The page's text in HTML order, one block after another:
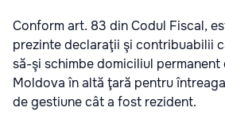
Conform art. 83 din Codul Fiscal,
prezinte declaraţii şi contribuabilii
să-şi schimbe domiciliul permanent
Moldova în altă ţară pentru
de gestiune cât a fost rezident.